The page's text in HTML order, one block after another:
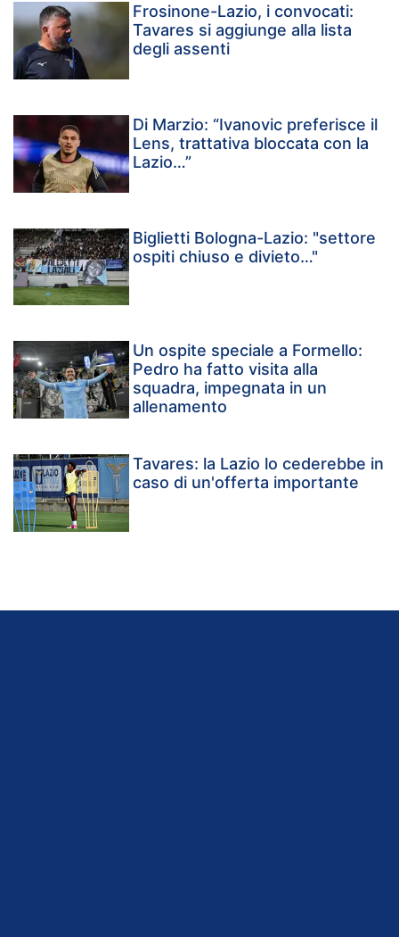
Frosinone-Lazio, i convocati:
Tavares si aggiunge alla lista
degli assenti
Di Marzio: “Ivanovic preferisce il
Lens, trattativa bloccata con la
Lazio…”
Biglietti Bologna-Lazio: "settore
ospiti chiuso e divieto…"
Un ospite speciale a Formello:
Pedro ha fatto visita alla
squadra, impegnata in un
allenamento
Tavares: la Lazio lo cederebbe in
caso di un'offerta importante